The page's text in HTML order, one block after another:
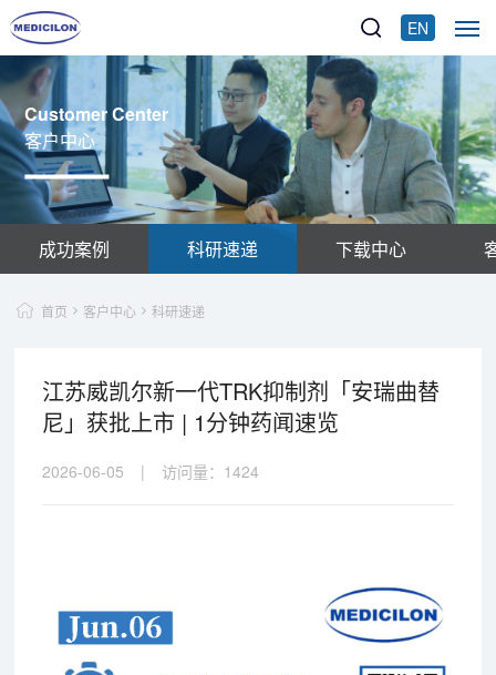
EN
Customer Center
客户中心
成功案例 科研速递 下载中心
首页 客户中心 科研速递
江苏威凯尔新一代TRK抑制剂「安瑞曲替
尼」获批上市 | 1分钟药闻速览
2026-06-05 | 访问量： 1424